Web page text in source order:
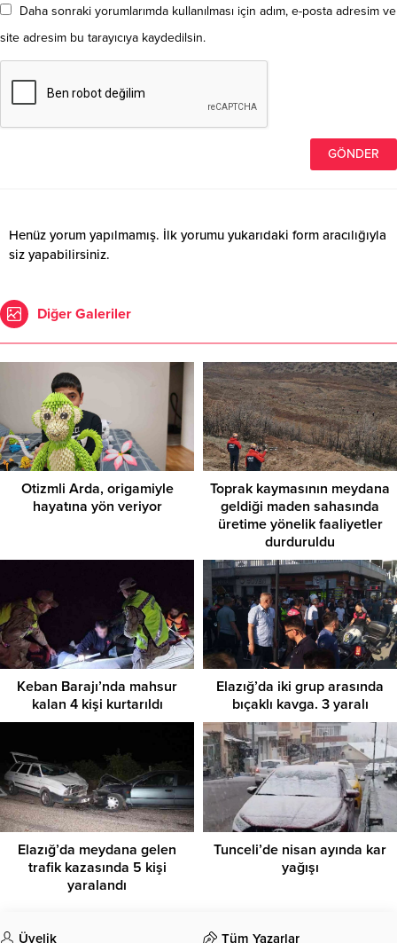
Daha sonraki yorumlarımda kullanılması için adım, e-posta adresim ve
site adresim bu tarayıcıya kaydedilsin.
Henüz yorum yapılmamış. İlk yorumu yukarıdaki form aracılığıyla
siz yapabilirsiniz.
Diğer Galeriler
Otizmli Arda, origamiyle
hayatına yön veriyor
Toprak kaymasının meydana
geldiği maden sahasında
üretime yönelik faaliyetler
durduruldu
Keban Barajı’nda mahsur
kalan 4 kişi kurtarıldı
Elazığ’da iki grup arasında
bıçaklı kavga. 3 yaralı
Elazığ’da meydana gelen
trafik kazasında 5 kişi
yaralandı
Tunceli’de nisan ayında kar
yağışı
Üyelik Tüm Yazarlar